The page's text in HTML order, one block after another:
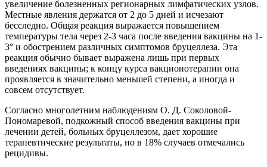
увеличение болезненных регионарных лимфатических узлов.
Местные явления держатся от 2 до 5 дней и исчезают
бесследно. Общая реакция выражается повышением
температуры тела через 2-3 часа после введения вакцины на 1-
3° и обострением различных симптомов бруцеллеза. Эта
реакция обычно бывает выражена лишь при первых
введениях вакцины; к концу курса вакционотерапии она
проявляется в значительно меньшей степени, а иногда и
совсем отсутствует.
Согласно многолетним наблюдениям О. Д. Соколовой-
Пономаревой, подкожный способ введения вакцины при
лечении детей, больных бруцеллезом, дает хорошие
терапевтические результаты, но в 18% случаев отмечались
рецидивы.